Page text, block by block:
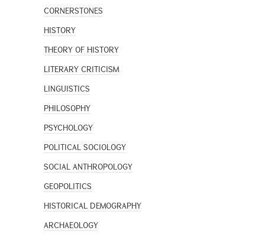
CORNERSTONES
HISTORY
THEORY OF HISTORY
LITERARY CRITICISM
LINGUISTICS
PHILOSOPHY
PSYCHOLOGY
POLITICAL SOCIOLOGY
SOCIAL ANTHROPOLOGY
GEOPOLITICS
HISTORICAL DEMOGRAPHY
ARCHAEOLOGY